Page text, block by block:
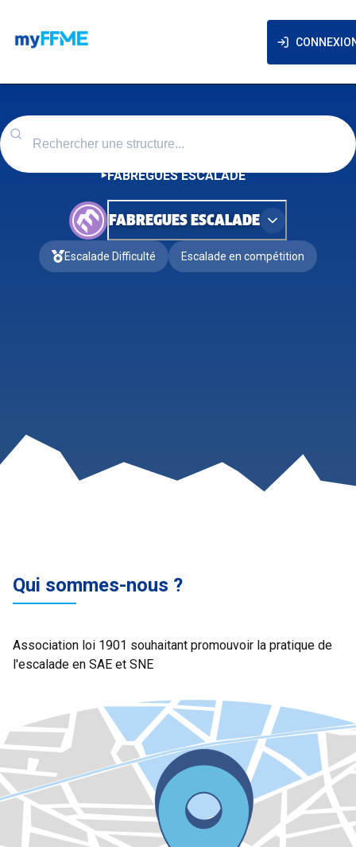
FABREGUES ESCALADE
FABREGUES ESCALADE
Escalade Difficulté Escalade en compétition
Qui sommes-nous ?
Association loi 1901 souhaitant promouvoir la pratique de
l'escalade en SAE et SNE